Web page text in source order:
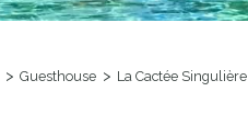
Guesthouse La Cactée Singulière